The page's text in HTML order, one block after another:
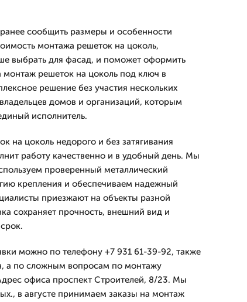
сообщить размеры и особенности
монтажа решеток на цоколь,
выбрать для фасад, и поможет оформить
решеток на цоколь под ключ в
решение без участия нескольких
домов и организаций, которым
исполнитель.
на цоколь недорого и без затягивания
работу качественно и в удобный день. Мы
проверенный металлический
крепления и обеспечиваем надежный
приезжают на объекты разной
сохраняет прочность, внешний вид и
можно по телефону +7 931 61-39-92, также
а по сложным вопросам по монтажу
офиса проспект Строителей, 8/23. Мы
в августе принимаем заказы на монтаж